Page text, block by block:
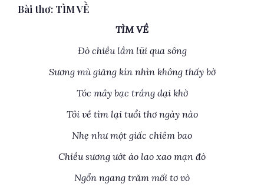
Bài thơ: TÌM VỀ
TÌM VỀ
Đò chiều lầm lũi qua sông
Sương mù giăng kín nhìn không thấy bờ
Tóc mây bạc trắng dại khờ
Tôi về tìm lại tuổi thơ ngày nào
Nhẹ như một giấc chiêm bao
Chiều sương ướt áo lao xao mạn đò
Ngổn ngang trăm mối tơ vò